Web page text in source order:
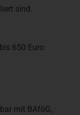
sind.
650 Euro
mit BAföG,